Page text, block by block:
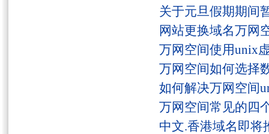
关于元旦假期期间
网站更换域名万网
万网空间使用unix
万网空间如何选择
如何解决万网空间
万网空间常见的四
中文.香港域名即将